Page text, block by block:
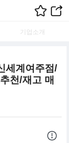
기업소개
세계여주점/
천/재고 매